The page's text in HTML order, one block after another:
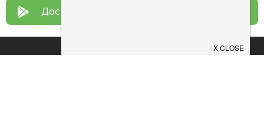
Доступно у